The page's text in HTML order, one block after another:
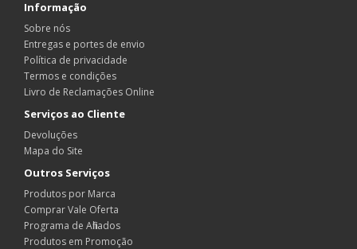
Informação
Sobre nós
Entregas e portes de envio
Política de privacidade
Termos e condições
Livro de Reclamações Online
Serviços ao Cliente
Devoluções
Mapa do Site
Outros Serviços
Produtos por Marca
Comprar Vale Oferta
Programa de Afiliados
Produtos em Promoção